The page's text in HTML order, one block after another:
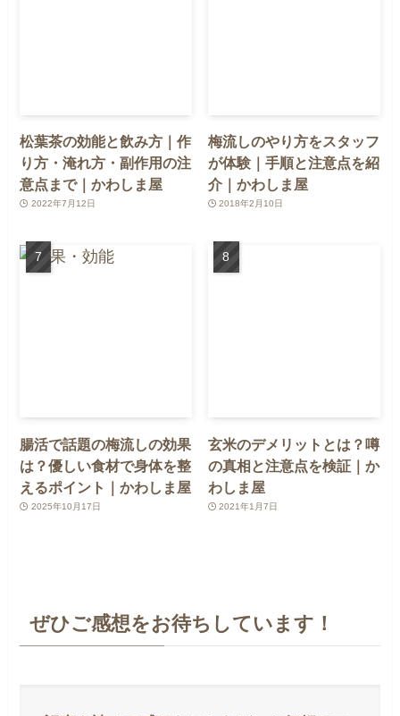
松葉茶の効能と飲み方｜作
り方・淹れ方・副作用の注
意点まで｜かわしま屋
2022年7月12日
梅流しのやり方をスタッフ
が体験｜手順と注意点を紹
介｜かわしま屋
2018年2月10日
腸活で話題の梅流しの効果
は？優しい食材で身体を整
えるポイント｜かわしま屋
2025年10月17日
玄米のデメリットとは？噂
の真相と注意点を検証｜か
わしま屋
2021年1月7日
ぜひご感想をお待ちしています！